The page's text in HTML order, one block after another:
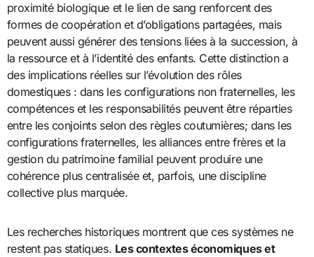
proximité biologique et le lien de sang renforcent des
formes de coopération et d’obligations partagées, mais
peuvent aussi générer des tensions liées à la succession, à
la ressource et à l’identité des enfants. Cette distinction a
des implications réelles sur l’évolution des rôles
domestiques : dans les configurations non fraternelles, les
compétences et les responsabilités peuvent être réparties
entre les conjoints selon des règles coutumières; dans les
configurations fraternelles, les alliances entre frères et la
gestion du patrimoine familial peuvent produire une
cohérence plus centralisée et, parfois, une discipline
collective plus marquée.
Les recherches historiques montrent que ces systèmes ne
restent pas statiques. Les contextes économiques et